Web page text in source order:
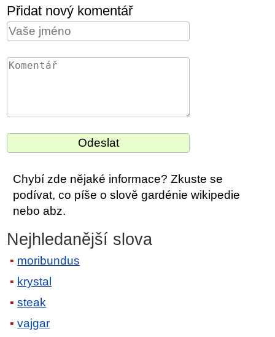
Přidat nový komentář
Chybí zde nějaké informace? Zkuste se
podívat, co píše o slově gardénie wikipedie
nebo abz.
Nejhledanější slova
moribundus
krystal
steak
vajgar